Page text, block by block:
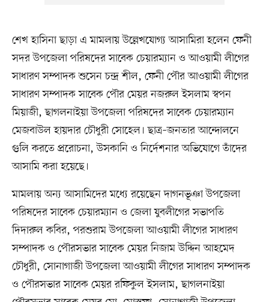
শেখ হাসিনা ছাড়া এ মামলায় উল্লেখযোগ্য আসামিরা হলেন ফেনী
সদর উপজেলা পরিষদের সাবেক চেয়ারম্যান ও আওয়ামী লীগের
সাধারণ সম্পাদক শুসেন চন্দ্র শীল, ফেনী পৌর আওয়ামী লীগের
সাধারণ সম্পাদক সাবেক পৌর মেয়র নজরুল ইসলাম স্বপন
মিয়াজী, ছাগলনাইয়া উপজেলা পরিষদের সাবেক চেয়ারম্যান
মেজবাউল হায়দার চৌধুরী সোহেল। ছাত্র–জনতার আন্দোলনে
গুলি করতে প্ররোচনা, উসকানি ও নির্দেশনার অভিযোগে তাঁদের
আসামি করা হয়েছে।
মামলায় অন্য আসামিদের মধ্যে রয়েছেন দাগনভূঞা উপজেলা
পরিষদের সাবেক চেয়ারম্যান ও জেলা যুবলীগের সভাপতি
দিদারুল কবির, পরশুরাম উপজেলা আওয়ামী লীগের সাধারণ
সম্পাদক ও পৌরসভার সাবেক মেয়র নিজাম উদ্দিন আহমেদ
চৌধুরী, সোনাগাজী উপজেলা আওয়ামী লীগের সাধারণ সম্পাদক
ও পৌরসভার সাবেক মেয়র রফিকুল ইসলাম, ছাগলনাইয়া